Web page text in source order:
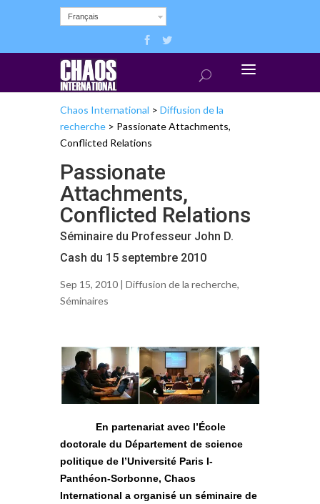
Français
Chaos International > Diffusion de la
recherche > Passionate Attachments,
Conflicted Relations
Passionate
Attachments,
Conflicted Relations
Séminaire du Professeur John D.
Cash du 15 septembre 2010
Sep 15, 2010 | Diffusion de la recherche,
Séminaires
En partenariat avec l’École
doctorale du Département de science
politique de l’Université Paris I-
Panthéon-Sorbonne, Chaos
International a organisé un séminaire de